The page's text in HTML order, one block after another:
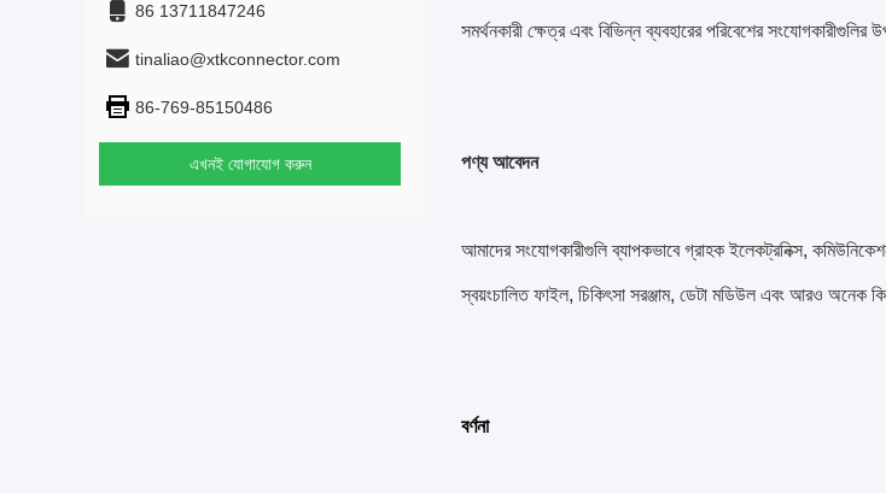
86 13711847246
tinaliao@xtkconnector.com
86-769-85150486
এখনই যোগাযোগ করুন
সমর্থনকারী ক্ষেত্র এবং বিভিন্ন ব্যবহারের পরিবেশের
পণ্য আবেদন
আমাদের সংযোগকারীগুলি ব্যাপকভাবে গ্রাহক ইলেকট্রনিক্স,
স্বয়ংচালিত ফাইল, চিকিৎসা সরঞ্জাম, ডেটা মডিউল এবং আরও অনেক
বর্ণনা